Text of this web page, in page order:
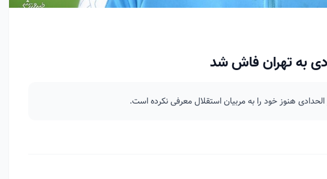
به تهران فاش شد
هنوز خود را به مربیان استقلال معرفی نکرده است.